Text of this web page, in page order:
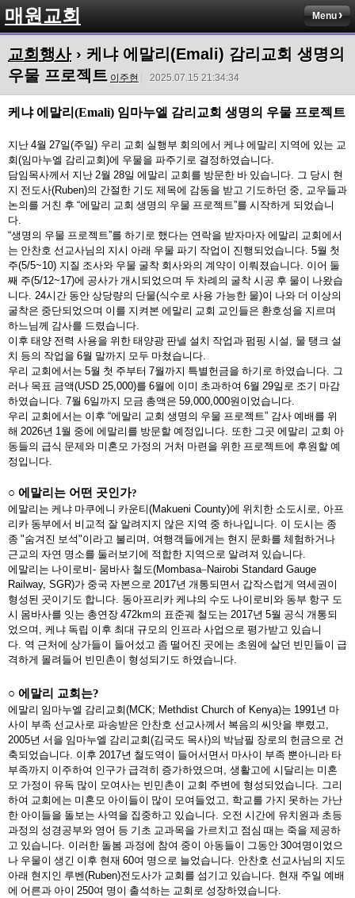
매원교회 Menu
교회행사› 케냐 에말리(Emali) 감리교회 생명의
우물 프로젝트 이주현 2025.07.15 21:34:34
케냐 에말리 (Emali) 임마누엘 감리교회 생명의 우물 프로젝트
지난 4월 27일(주일) 우리 교회 실행부 회의에서 케냐 에말리 지역에 있는 교
회(임마누엘 감리교회)에 우물을 파주기로 결정하였습니다.
담임목사께서 지난 2월 28일 에말리 교회를 방문한 바 있습니다. 그 당시 현
지 전도사(Ruben)의 간절한 기도 제목에 감동을 받고 기도하던 중, 교우들과
논의를 거친 후 “에말리 교회 생명의 우물 프로젝트”를 시작하게 되었습니
다.
“생명의 우물 프로젝트”를 하기로 했다는 연락을 받자마자 에말리 교회에서
는 안찬호 선교사님의 지시 아래 우물 파기 작업이 진행되었습니다. 5월 첫
주(5/5~10) 지질 조사와 우물 굴착 회사와의 계약이 이뤄졌습니다. 이어 둘
째 주(5/12~17)에 공사가 개시되었으며 두 차례의 굴착 시공 후 물이 나왔습
니다. 24시간 동안 상당량의 단물(식수로 사용 가능한 물)이 나와 더 이상의
굴착은 중단되었으며 이를 지켜본 에말리 교회 교인들은 환호성을 지르며
하느님께 감사를 드렸습니다.
이후 태양 전력 사용을 위한 태양광 판넬 설치 작업과 펌핑 시설 , 물 탱크 설
치 등의 작업을 6월 말까지 모두 마쳤습니다.
우리 교회에서는 5월 첫 주부터 7월까지 특별헌금을 하기로 하였습니다. 그
러나 목표 금액(USD 25,000)를 6월에 이미 초과하여 6월 29일로 조기 마감
하였습니다. 7월 6일까지 모금 총액은 59,000,000원이었습니다.
우리 교회에서는 이후 “에말리 교회 생명의 우물 프로젝트” 감사 예배를 위
해 2026년 1월 중에 에말리를 방문할 예정입니다. 또한 그곳 에말리 교회 아
동들의 급식 문제와 미혼모 가정의 거처 마련을 위한 프로젝트에 후원할 예
정입니다.
○ 에말리는 어떤 곳인가?
에말리는 케냐 마쿠에니 카운티(Makueni County)에 위치한 소도시로, 아프
리카 동부에서 비교적 잘 알려지지 않은 지역 중 하나입니다. 이 도시는 종
종 "숨겨진 보석"이라고 불리며 , 여행객들에게는 현지 문화를 체험하거나
근교의 자연 명소를 둘러보기에 적합한 지역으로 알려져 있습니다.
에말리는 나이로비- 뭄바사 철도(Mombasa–Nairobi Standard Gauge
Railway, SGR)가 중국 자본으로 2017년 개통되면서 갑작스럽게 역세권이
형성된 곳이기도 합니다. 동아프리카 케냐의 수도 나이로비와 동부 항구 도
시 몸바사를 잇는 총연장 472km의 표준궤 철도는 2017년 5월 공식 개통되
었으며 , 케냐 독립 이후 최대 규모의 인프라 사업으로 평가받고 있습니
다. 역 근처에 상가들이 들어섰고 좀 떨어진 곳에는 초원에 살던 빈민들이 급
격하게 몰려들어 빈민촌이 형성되기도 하였습니다.
○ 에말리 교회는?
에말리 임마누엘 감리교회(MCK; Methdist Church of Kenya)는 1991년 마
사이 부족 선교사로 파송받은 안찬호 선교사께서 복음의 씨앗을 뿌렸고,
2005년 서을 임마누엘 감리교회(김국도 목사)의 박남필 장로의 헌금으로 건
축되었습니다. 이후 2017년 철도역이 들어서면서 마사이 부족 뿐아니라 타
부족까지 이주하여 인구가 급격히 증가하였으며 , 생활고에 시달리는 미혼
모 가정이 유독 많이 모여사는 빈민촌이 교회 주변에 형성되었습니다. 그리
하여 교회에는 미혼모 아이들이 많이 모여들었고, 학교를 가지 못하는 가난
한 아이들을 돌보는 사역을 집중하고 있습니다. 오전 시간에 유치원과 초등
과정의 성경공부와 영어 등 기초 교과목을 가르치고 점심 때는 죽을 제공하
고 있습니다. 이러한 돌봄 과정에 참여 중이 아동들이 그동안 30여명이었으
나 우물이 생긴 이후 현재 60여 명으로 늘었습니다. 안찬호 선교사님의 지도
아래 현지인 루벤(Ruben)전도사가 교회를 섬기고 있습니다. 현재 주일 예배
에 어른과 아이 250여 명이 출석하는 교회로 성장하였습니다.